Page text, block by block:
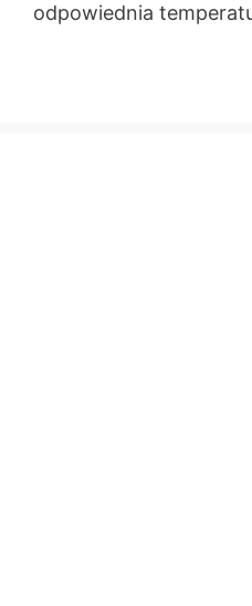
odpowiednia